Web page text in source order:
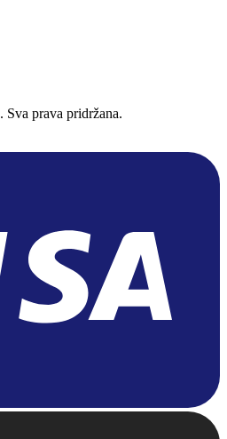
. Sva prava pridržana.